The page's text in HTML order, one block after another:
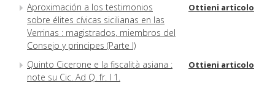
Aproximación a los testimonios
sobre élites cívicas sicilianas en las
Verrinas : magistrados, miembros del
Consejo y principes (Parte I)
Ottieni articolo
Quinto Cicerone e la fiscalità asiana :
note su Cic. Ad Q. fr. I 1.
Ottieni articolo